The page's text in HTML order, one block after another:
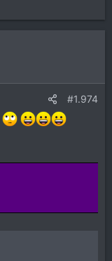
#1.974